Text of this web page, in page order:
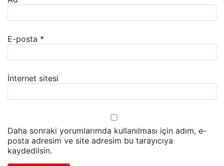
E-posta *
İnternet sitesi
Daha sonraki yorumlarımda kullanılması için adım, e-
posta adresim ve site adresim bu tarayıcıya
kaydedilsin.